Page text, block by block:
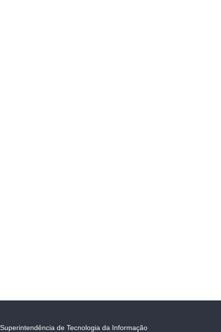
Superintendência de Tecnologia da Informação